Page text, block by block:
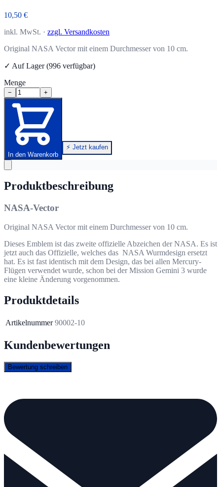
10,50 €
inkl. MwSt. · zzgl. Versandkosten
Original NASA Vector mit einem Durchmesser von 10 cm.
✓ Auf Lager (996 verfügbar)
Menge
− +
In den Warenkorb
⚡ Jetzt kaufen
Produktbeschreibung
NASA-Vector
Original NASA Vector mit einem Durchmesser von 10 cm.
Dieses Emblem ist das zweite offizielle Abzeichen der NASA. Es ist
jetzt auch das Offizielle, welches das NASA Wurmdesign ersetzt
hat. Es ist fast identisch mit dem Design, das bei allen Mercury-
Flügen verwendet wurde, schon bei der Mission Gemini 3 wurde
eine kleine Änderung vorgenommen.
Produktdetails
Artikelnummer 90002-10
Kundenbewertungen
Bewertung schreiben